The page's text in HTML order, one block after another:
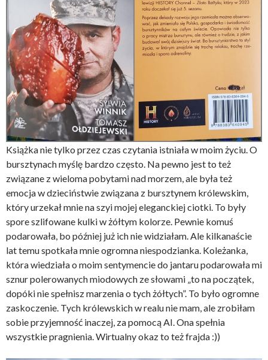
Książka nie tylko przez czas czytania istniała w moim życiu. O
bursztynach myślę bardzo często. Na pewno jest to też
związane z wieloma pobytami nad morzem, ale była też
emocja w dzieciństwie związana z bursztynem królewskim,
który urzekał mnie na szyi mojej eleganckiej ciotki. To były
spore szlifowane kulki w żółtym kolorze. Pewnie komuś
podarowała, bo później już ich nie widziałam. Ale kilkanaście
lat temu spotkała mnie ogromna niespodzianka. Koleżanka,
która wiedziała o moim sentymencie do jantaru podarowała mi
sznur polerowanych miodowych ze słowami „to na początek,
dopóki nie spełnisz marzenia o tych żółtych”. To było ogromne
zaskoczenie. Tych królewskich w realu nie mam, ale zrobiłam
sobie przyjemność inaczej, za pomocą AI. Ona spełnia
wszystkie pragnienia. Wirtualny okaz to też frajda :))